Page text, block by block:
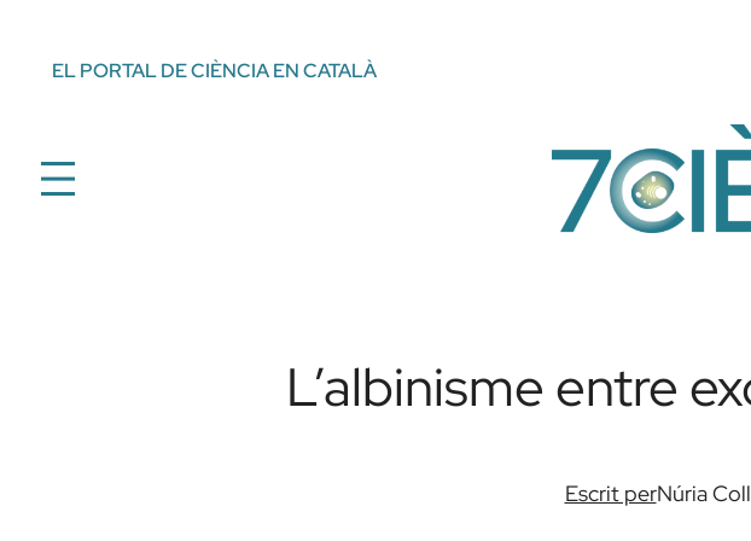
EL PORTAL DE CIÈNCIA EN CATALÀ
L’albinisme entre
Escrit perNúria